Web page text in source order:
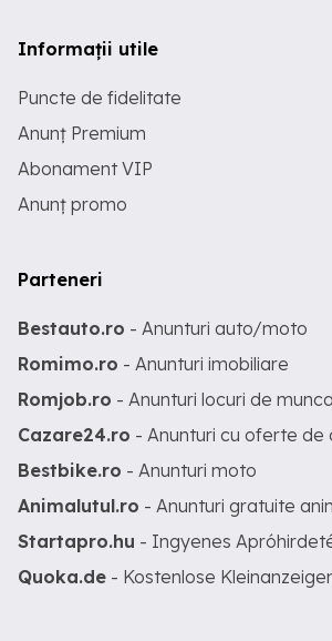
Informații utile
Puncte de fidelitate
Anunț Premium
Abonament VIP
Anunț promo
Parteneri
Bestauto.ro - Anunturi auto/moto
Romimo.ro - Anunturi imobiliare
Romjob.ro - Anunturi locuri de munca
Cazare24.ro - Anunturi cu oferte de
Bestbike.ro - Anunturi moto
Animalutul.ro - Anunturi gratuite
Startapro.hu - Ingyenes
Quoka.de - Kostenlose